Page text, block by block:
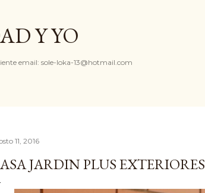
Y YO
email: sole-loka-13@hotmail.com
11, 2016
JARDIN PLUS EXTERIORES